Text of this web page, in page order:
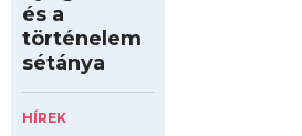
és a
történelem
sétánya
HÍREK